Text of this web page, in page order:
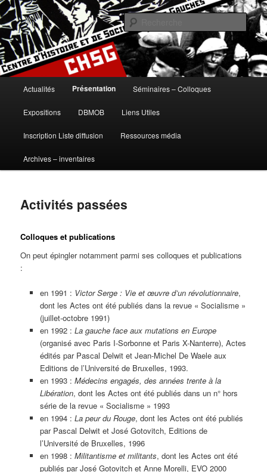
Aller
au
contenu
principalCentre d'Histoire et de Sociologie
des Gauches
histoire, gauches, gauche, communisme, syndicalisme, ouvrier, socialisme,
trotskysme, anarchisme, mouvement, emancipation, ULB
principal
Actualités Présentation Séminaires – Colloques
Expositions DBMOB Liens Utiles
Inscription Liste diffusion Ressources média
Archives – inventaires
Activités passées
Colloques et publications
On peut épingler notamment parmi ses colloques et publications
:
en 1991 : Victor Serge : Vie et œuvre d’un révolutionnaire,
dont les Actes ont été publiés dans la revue « Socialisme »
(juillet-octobre 1991)
en 1992 : La gauche face aux mutations en Europe
(organisé avec Paris I-Sorbonne et Paris X-Nanterre), Actes
édités par Pascal Delwit et Jean-Michel De Waele aux
Editions de l’Université de Bruxelles, 1993.
en 1993 : Médecins engagés, des années trente à la
Libération, dont les Actes ont été publiés dans un n° hors
série de la revue « Socialisme » 1993
en 1994 : La peur du Rouge, dont les Actes ont été publiés
par Pascal Delwit et José Gotovitch, Editions de
l’Université de Bruxelles, 1996
en 1998 : Militantisme et militants, dont les Actes ont été
publiés par José Gotovitch et Anne Morelli, EVO 2000